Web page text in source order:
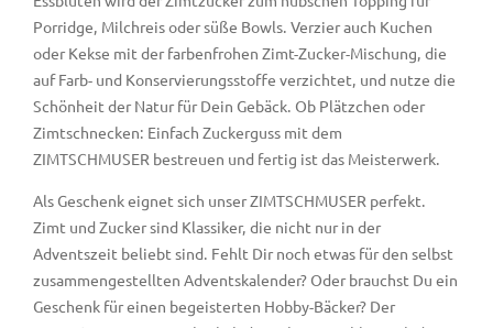
Porridge, Milchreis oder süße Bowls. Verzier auch Kuchen
oder Kekse mit der farbenfrohen Zimt-Zucker-Mischung, die
auf Farb- und Konservierungsstoffe verzichtet, und nutze die
Schönheit der Natur für Dein Gebäck. Ob Plätzchen oder
Zimtschnecken: Einfach Zuckerguss mit dem
ZIMTSCHMUSER bestreuen und fertig ist das Meisterwerk.
Als Geschenk eignet sich unser ZIMTSCHMUSER perfekt.
Zimt und Zucker sind Klassiker, die nicht nur in der
Adventszeit beliebt sind. Fehlt Dir noch etwas für den selbst
zusammengestellten Adventskalender? Oder brauchst Du ein
Geschenk für einen begeisterten Hobby-Bäcker? Der